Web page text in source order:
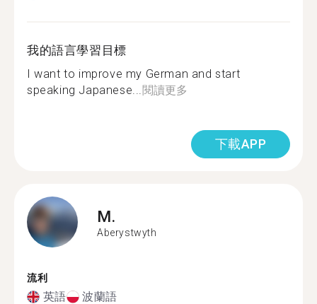
我的語言學習目標
I want to improve my German and start
speaking Japanese... 閱讀更多
下載APP
M.
Aberystwyth
流利
英語 波蘭語